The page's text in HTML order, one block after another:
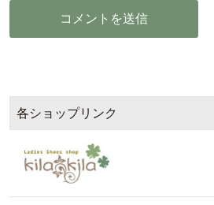
各ショップリンク